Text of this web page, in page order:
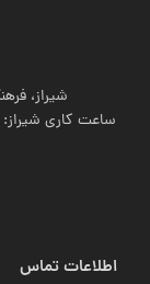
شیراز، فرهنگ شهر،
اطلاعات تماس